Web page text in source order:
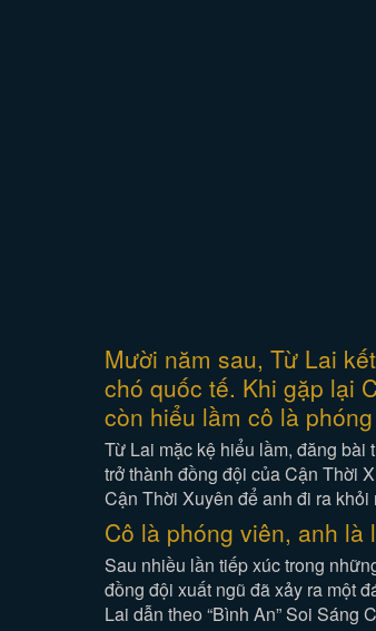
Mười năm sau, Từ Lai
chó quốc tế. Khi gặp lại
còn hiểu lầm cô là
Từ Lai mặc kệ hiểu lầm, đăng
trở thành đồng đội của Cận Thời
Cận Thời Xuyên để anh đi ra khỏi
Cô là phóng viên, anh
Sau nhiều lần tiếp xúc trong
đồng đội xuất ngũ đã xảy ra một
Lai dẫn theo “Bình An” Soi Sáng